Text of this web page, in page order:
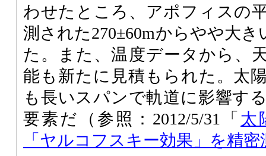
わせたところ、アポフィスの
測された270±60mからやや大き
た。また、温度データから、
能も新たに見積もられた。太
も長いスパンで軌道に影響す
要素だ（参照：2012/5/31「 太
「ヤルコフスキー効果」を精密